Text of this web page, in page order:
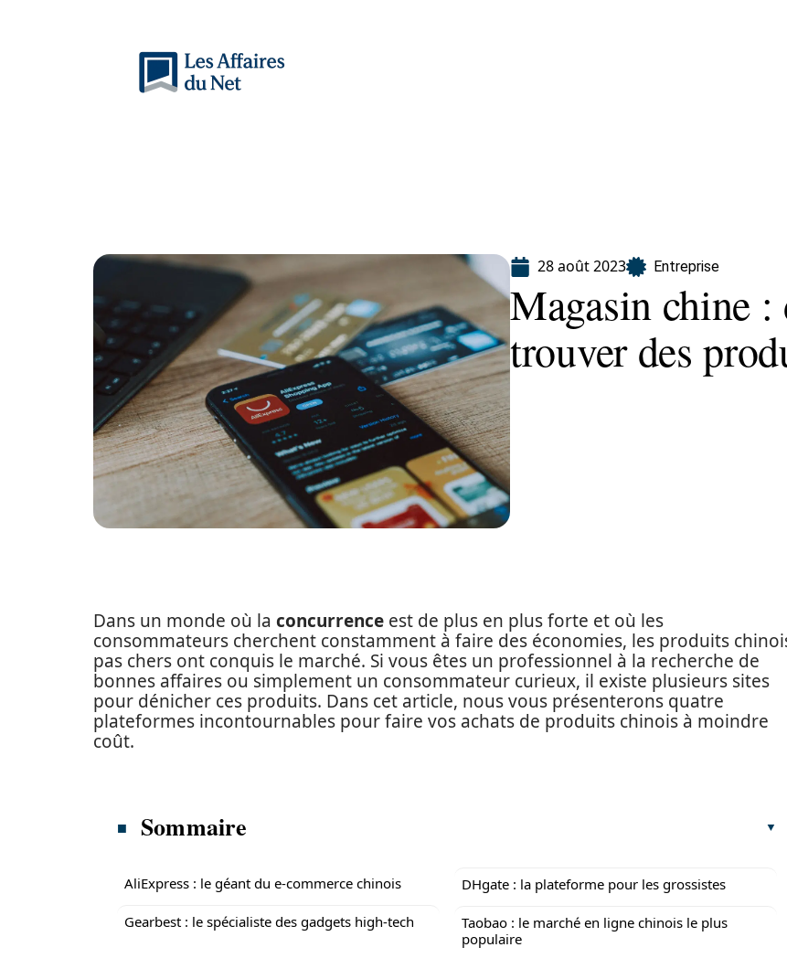
28 août 2023 Entreprise
Magasin chine :
trouver des
Dans un monde où la concurrence est de plus en plus forte et où les
consommateurs cherchent constamment à faire des économies, les produits
pas chers ont conquis le marché. Si vous êtes un professionnel à la recherche de
bonnes affaires ou simplement un consommateur curieux, il existe plusieurs sites
pour dénicher ces produits. Dans cet article, nous vous présenterons quatre
plateformes incontournables pour faire vos achats de produits chinois à moindre
coût.
Sommaire
AliExpress : le géant du e-commerce chinois
Gearbest : le spécialiste des gadgets high-tech
DHgate : la plateforme pour les grossistes
Taobao : le marché en ligne chinois le plus
populaire